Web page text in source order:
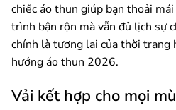
chiếc áo thun giúp bạn thoải
trình bận rộn mà vẫn đủ lịch sự
chính là tương lai của thời trang
hướng áo thun 2026.
Vải kết hợp cho mọi